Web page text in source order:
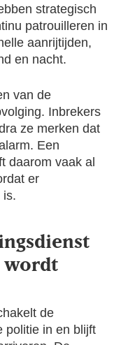
strategisch
patrouilleren in
aanrijtijden,
en nacht.
van de
Inbrekers
ze merken dat
Een
daarom vaak al
er
is.
wordt
de
politie in en blijft